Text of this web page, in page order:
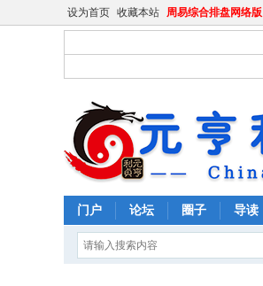
设为首页 收藏本站 周易综合排盘网络版
门户 论坛 圈子 导读